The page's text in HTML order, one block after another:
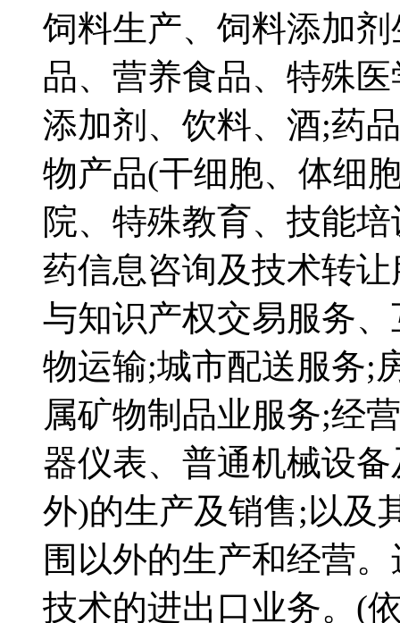
饲料生产、饲料添加
品、营养食品、特殊
添加剂、饮料、酒;药
物产品(干细胞、体细
院、特殊教育、技能
药信息咨询及技术转
与知识产权交易服务
物运输;城市配送服务;
属矿物制品业服务;经
器仪表、普通机械设
外)的生产及销售;以及
围以外的生产和经营
技术的进出口业务。(